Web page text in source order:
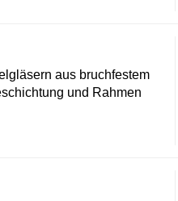
aus bruchfestem
und Rahmen